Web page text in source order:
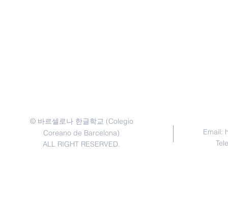
© 바르셀로나 한글학교 (Colegio
Coreano de Barcelona)
ALL RIGHT RESERVED.
Email: